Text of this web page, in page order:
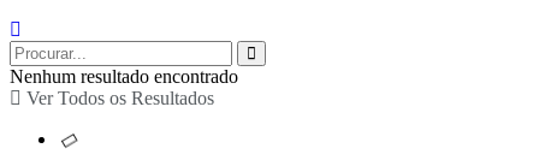
Nenhum resultado encontrado
Ver Todos os Resultados